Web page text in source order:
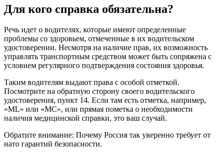
Для кого справка обязательна?
Речь идет о водителях, которые имеют определенные
проблемы со здоровьем, отмеченные в их водительском
удостоверении. Несмотря на наличие прав, их возможность
управлять транспортным средством может быть сопряжена с
условием регулярного подтверждения состояния здоровья.
Таким водителям выдают права с особой отметкой.
Посмотрите на обратную сторону своего водительского
удостоверения, пункт 14. Если там есть отметка, например,
«ML» или «MC», или прямая пометка о необходимости
наличия медицинской справки, это ваш случай.
Обратите внимание: Почему Россия так уверенно требует от
нато гарантий безопасности.